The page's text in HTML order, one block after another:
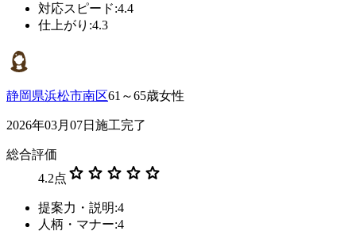
対応スピード:4.4
仕上がり:4.3
静岡県浜松市南区61～65歳女性
2026年03月07日施工完了
総合評価
4.2点 star star star star star
提案力・説明:4
人柄・マナー:4